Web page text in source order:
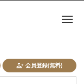
会員登録(無料)
ナ